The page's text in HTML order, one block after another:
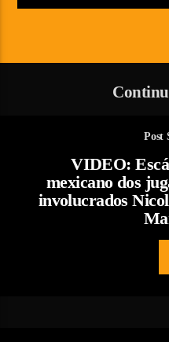
Post
VIDEO:
mexicano dos
involucrados